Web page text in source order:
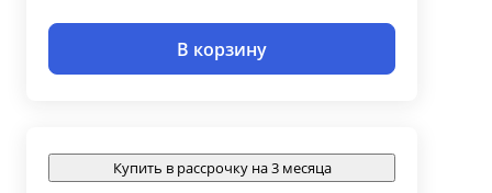
В корзину
Купить в рассрочку на 3 месяца